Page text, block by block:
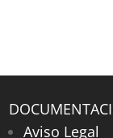
Aviso Legal